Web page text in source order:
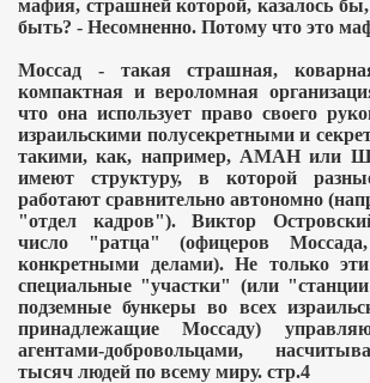
мафия, страшней которой, казалось
быть? - Несомненно. Потому что это
Моссад - такая страшная,
компактная и вероломная
что она использует право своего
израильскими полусекретными и
такими, как, например, АМАН или
имеют структуру, в которой
работают сравнительно автономно
"отдел кадров"). Виктор
число "ратца" (офицеров
конкретными делами). Не только
специальные "участки" (или
подземные бункеры во всех
принадлежащие Моссаду)
агентами-добровольцами,
тысяч людей по всему миру. стр.4